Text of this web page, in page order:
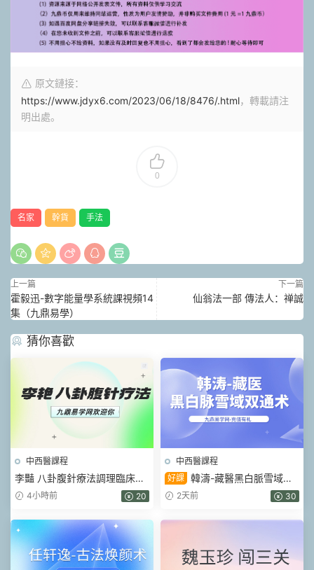
原文鏈接：
https://www.jdyx6.com/2023/06/18/8476/.html，轉載請注
明出處。
0
名家 幹貨 手法
上一篇
霍毅迅-數字能量學系統課視頻14
集（九鼎易學）
下一篇
仙翁法一部 傳法人：禅誠
猜你喜歡
中西醫課程
李豔 八卦腹針療法調理臨床常
見的30項疾病線上網課 視頻3
4小時前 20
中西醫課程
好課 韓濤-藏醫黑白脈雪域雙
通術 視頻45集
2天前 30